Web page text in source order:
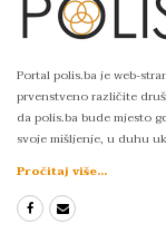
Portal polis.ba je web-
prvenstveno različite
da polis.ba bude mjesto
svoje mišljenje, u duhu
Pročitaj više...